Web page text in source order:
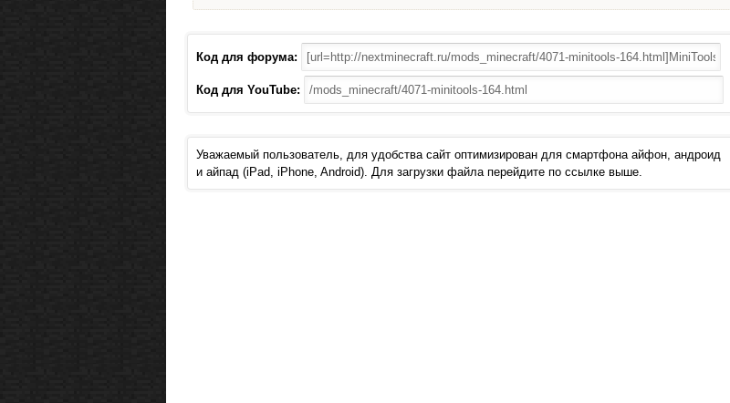
Код для форума:
Код для YouTube:
Уважаемый пользователь, для удобства сайт оптимизирован для смартфона айфон, андроид
и айпад (iPad, iPhone, Android). Для загрузки файла перейдите по ссылке выше.